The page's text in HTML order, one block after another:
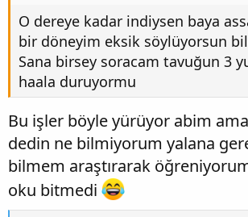
O dereye kadar indiysen baya
bir döneyim eksik söylüyorsun
Sana birsey soracam tavuğun 3
haala duruyormu
Bu işler böyle yürüyor abim
dedin ne bilmiyorum yalana
bilmem araştırarak
oku bitmedi